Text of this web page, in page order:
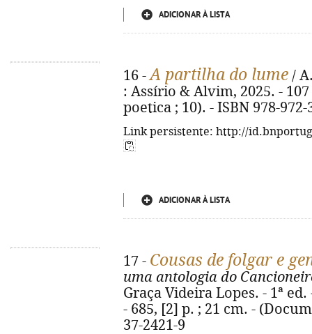
ADICIONAR À LISTA
16 -A partilha do lume /
: Assírio & Alvim, 2025. -
poetica ; 10). - ISBN 978-972-
Link persistente: http://
ADICIONAR À LISTA
17 - Cousas de folgar e
uma antologia do
Graça Videira Lopes. - 1ª
- 685, [2] p. ; 21 cm. -
37-2421-9